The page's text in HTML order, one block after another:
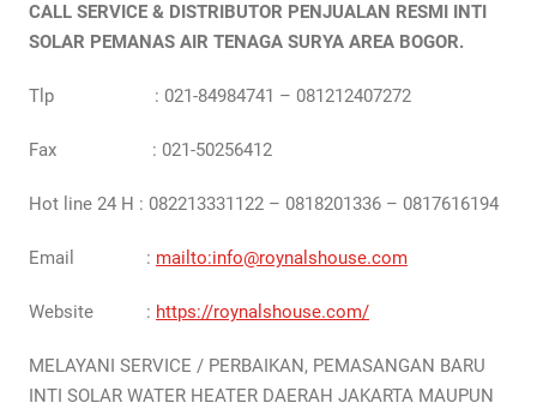
CALL SERVICE & DISTRIBUTOR PENJUALAN RESMI INTI
SOLAR PEMANAS AIR TENAGA SURYA AREA BOGOR.
Tlp : 021-84984741 – 081212407272
Fax : 021-50256412
Hot line 24 H : 082213331122 – 0818201336 – 0817616194
Email : mailto:info@roynalshouse.com
Website : https://roynalshouse.com/
MELAYANI SERVICE / PERBAIKAN, PEMASANGAN BARU
INTI SOLAR WATER HEATER DAERAH JAKARTA MAUPUN